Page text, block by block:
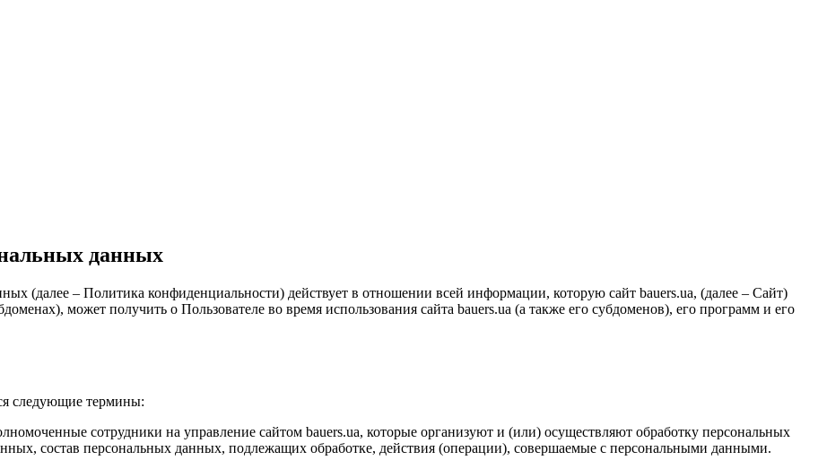
данных
(далее – Политика конфиденциальности) действует в отношении всей информации, которую сайт bauers.ua, (далее – Сайт)
может получить о Пользователе во время использования сайта bauers.ua (а также его субдоменов), его программ и его
следующие термины:
сотрудники на управление сайтом bauers.ua, которые организуют и (или) осуществляют обработку персональных
состав персональных данных, подлежащих обработке, действия (операции), совершаемые с персональными данными.